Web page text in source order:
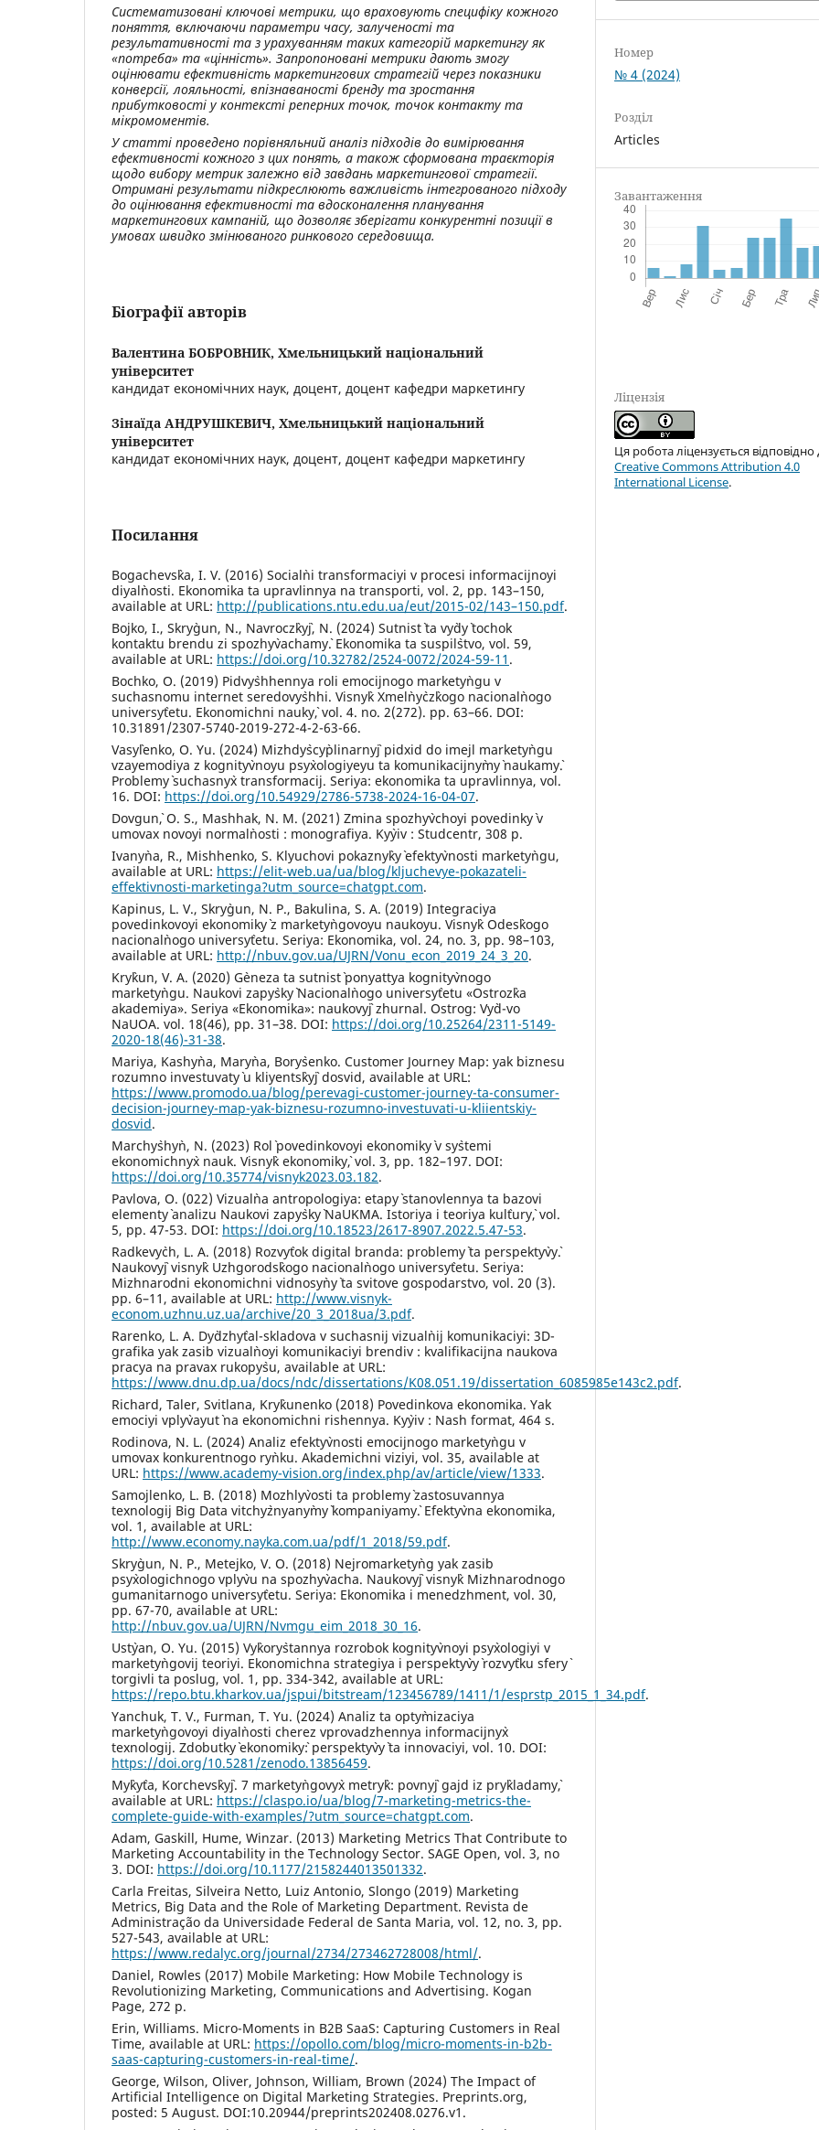
Систематизовані ключові метрики, що враховують специфіку кожного
поняття, включаючи параметри часу, залученості та
результативності та з урахуванням таких категорій маркетингу як
«потреба» та «цінність». Запропоновані метрики дають змогу
оцінювати ефективність маркетингових стратегій через показники
конверсії, лояльності, впізнаваності бренду та зростання
прибутковості у контексті реперних точок, точок контакту та
мікромоментів.
У статті проведено порівняльний аналіз підходів до вимірювання
ефективності кожного з цих понять, а також сформована траєкторія
щодо вибору метрик залежно від завдань маркетингової стратегії.
Отримані результати підкреслюють важливість інтегрованого підходу
до оцінювання ефективності та вдосконалення планування
маркетингових кампаній, що дозволяє зберігати конкурентні позиції в
умовах швидко змінюваного ринкового середовища.
Біографії авторів
Валентина БОБРОВНИК, Хмельницький національний
університет
кандидат економічних наук, доцент, доцент кафедри маркетингу
Зінаїда АНДРУШКЕВИЧ, Хмельницький національний
університет
кандидат економічних наук, доцент, доцент кафедри маркетингу
Посилання
Bogachevs`ka, I. V. (2016) Social`ni transformaciyi v procesi informacijnoyi
diyal`nosti. Ekonomika ta upravlinnya na transporti, vol. 2, pp. 143–150,
available at URL: http://publications.ntu.edu.ua/eut/2015-02/143–150.pdf.
Bojko, I., Skry`gun, N., Navrocz`ky`j, N. (2024) Sutnist` ta vy`dy` tochok
kontaktu brendu zi spozhy`vachamy`. Ekonomika ta suspil`stvo, vol. 59,
available at URL: https://doi.org/10.32782/2524-0072/2024-59-11 .
Bochko, O. (2019) Pidvy`shhennya roli emocijnogo markety`ngu v
suchasnomu internet seredovy`shhi. Visny`k Xmel`ny`cz`kogo nacional`nogo
universy`tetu. Ekonomichni nauky`, vol. 4. no. 2(272). pp. 63–66. DOI:
10.31891/2307-5740-2019-272-4-2-63-66.
Vasy`lenko, O. Yu. (2024) Mizhdy`scy`plinarny`j pidxid do imejl markety`ngu
vzayemodiya z kognity`vnoyu psy`xologiyeyu ta komunikacijny`my` naukamy`.
Problemy` suchasny`x transformacij. Seriya: ekonomika ta upravlinnya, vol.
16. DOI: https://doi.org/10.54929/2786-5738-2024-16-04-07.
Dovgun`, O. S., Mashhak, N. M. (2021) Zmina spozhy`vchoyi povedinky` v
umovax novoyi normal`nosti : monografiya. Ky`yiv : Studcentr, 308 p.
Ivany`na, R., Mishhenko, S. Klyuchovi pokazny`ky` efekty`vnosti markety`ngu,
available at URL: https://elit-web.ua/ua/blog/kljuchevye-pokazateli-
effektivnosti-marketinga?utm_source=chatgpt.com.
Kapinus, L. V., Skry`gun, N. P., Bakulina, S. A. (2019) Integraciya
povedinkovoyi ekonomiky` z markety`ngovoyu naukoyu. Visny`k Odes`kogo
nacional`nogo universy`tetu. Seriya: Ekonomika, vol. 24, no. 3, pp. 98–103,
available at URL: http://nbuv.gov.ua/UJRN/Vonu_econ_2019_24_3_20.
Kry`kun, V. A. (2020) G`eneza ta sutnist` ponyattya kognity`vnogo
markety`ngu. Naukovi zapy`sky` Nacional`nogo universy`tetu «Ostroz`ka
akademiya». Seriya «Ekonomika»: naukovy`j zhurnal. Ostrog: Vy`d-vo
NaUOA. vol. 18(46), pp. 31–38. DOI: https://doi.org/10.25264/2311-5149-
2020-18(46)-31-38.
Mariya, Kashy`na, Mary`na, Bory`senko. Customer Journey Map: yak biznesu
rozumno investuvaty` u kliyents`ky`j dosvid, available at URL:
https://www.promodo.ua/blog/perevagi-customer-journey-ta-consumer-
decision-journey-map-yak-biznesu-rozumno-investuvati-u-kliientskiy-
dosvid.
Marchy`shy`n, N. (2023) Rol` povedinkovoyi ekonomiky` v sy`stemi
ekonomichny`x nauk. Visny`k ekonomiky`, vol. 3, pp. 182–197. DOI:
https://doi.org/10.35774/visnyk2023.03.182.
Pavlova, O. (022) Vizual`na antropologiya: etapy` stanovlennya ta bazovi
elementy` analizu Naukovi zapy`sky` NaUKMA. Istoriya i teoriya kul`tury`, vol.
5, pp. 47-53. DOI: https://doi.org/10.18523/2617-8907.2022.5.47-53.
Radkevy`ch, L. A. (2018) Rozvy`tok digital branda: problemy` ta perspekty`vy`.
Naukovy`j visny`k Uzhgorods`kogo nacional`nogo universy`tetu. Seriya:
Mizhnarodni ekonomichni vidnosy`ny` ta svitove gospodarstvo, vol. 20 (3).
pp. 6–11, available at URL: http://www.visnyk-
econom.uzhnu.uz.ua/archive/20_3_2018ua/3.pdf.
Rarenko, L. A. Dy`dzhy`tal-skladova v suchasnij vizual`nij komunikaciyi: 3D-
grafika yak zasib vizual`noyi komunikaciyi brendiv : kvalifikacijna naukova
pracya na pravax rukopy`su, available at URL:
https://www.dnu.dp.ua/docs/ndc/dissertations/K08.051.19/dissertation_6085985e143c2.pdf.
Richard, Taler, Svitlana, Kry`kunenko (2018) Povedinkova ekonomika. Yak
emociyi vply`vayut` na ekonomichni rishennya. Ky`yiv : Nash format, 464 s.
Rodinova, N. L. (2024) Analiz efekty`vnosti emocijnogo markety`ngu v
umovax konkurentnogo ry`nku. Akademichni viziyi, vol. 35, available at
URL: https://www.academy-vision.org/index.php/av/article/view/1333.
Samojlenko, L. B. (2018) Mozhly`vosti ta problemy` zastosuvannya
texnologij Big Data vitchy`znyany`my` kompaniyamy`. Efekty`vna ekonomika,
vol. 1, available at URL:
http://www.economy.nayka.com.ua/pdf/1_2018/59.pdf.
Skry`gun, N. P., Metejko, V. O. (2018) Nejromarkety`ng yak zasib
psy`xologichnogo vply`vu na spozhy`vacha. Naukovy`j visny`k Mizhnarodnogo
gumanitarnogo universy`tetu. Seriya: Ekonomika i menedzhment, vol. 30,
pp. 67-70, available at URL:
http://nbuv.gov.ua/UJRN/Nvmgu_eim_2018_30_16.
Ust`yan, O. Yu. (2015) Vy`kory`stannya rozrobok kognity`vnoyi psy`xologiyi v
markety`ngovij teoriyi. Ekonomichna strategiya i perspekty`vy` rozvy`tku sfery`
torgivli ta poslug, vol. 1, pp. 334-342, available at URL:
https://repo.btu.kharkov.ua/jspui/bitstream/123456789/1411/1/esprstp_2015_1_34.pdf.
Yanchuk, T. V., Furman, T. Yu. (2024) Analiz ta opty`mizaciya
markety`ngovoyi diyal`nosti cherez vprovadzhennya informacijny`x
texnologij. Zdobutky` ekonomiky`: perspekty`vy` ta innovaciyi, vol. 10. DOI:
https://doi.org/10.5281/zenodo.13856459.
My`ky`ta, Korchevs`ky`j. 7 markety`ngovy`x metry`k: povny`j gajd iz pry`kladamy`,
available at URL: https://claspo.io/ua/blog/7-marketing-metrics-the-
complete-guide-with-examples/?utm_source=chatgpt.com.
Adam, Gaskill, Hume, Winzar. (2013) Marketing Metrics That Contribute to
Marketing Accountability in the Technology Sector. SAGE Open, vol. 3, no
3. DOI: https://doi.org/10.1177/2158244013501332.
Carla Freitas, Silveira Netto, Luiz Antonio, Slongo (2019) Marketing
Metrics, Big Data and the Role of Marketing Department. Revista de
Administração da Universidade Federal de Santa Maria, vol. 12, no. 3, pp.
527-543, available at URL:
https://www.redalyc.org/journal/2734/273462728008/html/.
Daniel, Rowles (2017) Mobile Marketing: How Mobile Technology is
Revolutionizing Marketing, Communications and Advertising. Kogan
Page, 272 p.
Erin, Williams. Micro-Moments in B2B SaaS: Capturing Customers in Real
Time, available at URL: https://opollo.com/blog/micro-moments-in-b2b-
saas-capturing-customers-in-real-time/.
George, Wilson, Oliver, Johnson, William, Brown (2024) The Impact of
Artificial Intelligence on Digital Marketing Strategies. Preprints.org,
posted: 5 August. DOI:10.20944/preprints202408.0276.v1.
Номер
№ 4 (2024)
Розділ
Articles
Завантаження
Ліцензія
Ця робота ліцензується відповідно
Creative Commons Attribution 4.0
International License.